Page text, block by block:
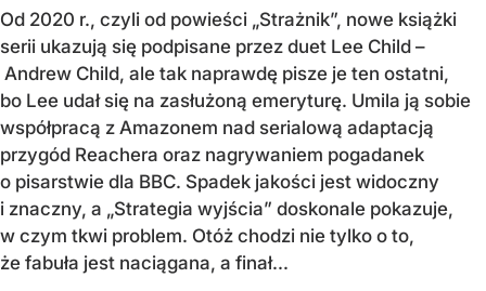
Od 2020 r., czyli od powieści „Strażnik”, nowe książki
serii ukazują się podpisane przez duet Lee Child –
Andrew Child, ale tak naprawdę pisze je ten ostatni,
bo Lee udał się na zasłużoną emeryturę. Umila ją sobie
współpracą z Amazonem nad serialową adaptacją
przygód Reachera oraz nagrywaniem pogadanek
o pisarstwie dla BBC. Spadek jakości jest widoczny
i znaczny, a „Strategia wyjścia” doskonale pokazuje,
w czym tkwi problem. Otóż chodzi nie tylko o to,
że fabuła jest naciągana, a finał...